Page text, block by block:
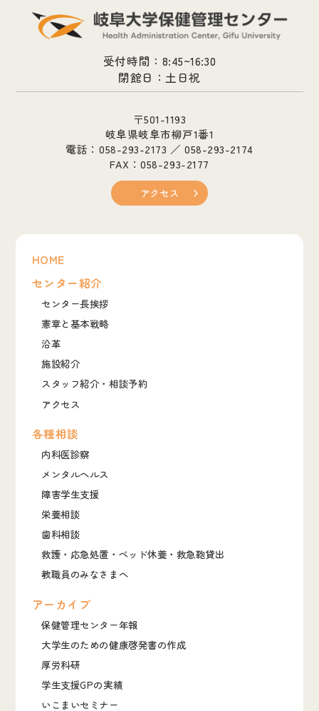
受付時間：8:45~16:30
閉館日：土日祝
〒501-1193
岐阜県岐阜市柳戸1番1
電話：058-293-2173 ／ 058-293-2174
FAX：058-293-2177
アクセス
HOME
センター紹介
センター長挨拶
憲章と基本戦略
沿革
施設紹介
スタッフ紹介・相談予約
アクセス
各種相談
内科医診察
メンタルヘルス
障害学生支援
栄養相談
歯科相談
救護・応急処置・ベッド休養・救急鞄貸出
教職員のみなさまへ
アーカイブ
保健管理センター年報
大学生のための健康啓発書の作成
厚労科研
学生支援GPの実績
いこまいセミナー